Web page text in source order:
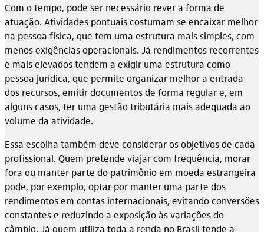
Com o tempo, pode ser necessário rever a forma de
atuação. Atividades pontuais costumam se encaixar melhor
na pessoa física, que tem uma estrutura mais simples, com
menos exigências operacionais. Já rendimentos recorrentes
e mais elevados tendem a exigir uma estrutura como
pessoa jurídica, que permite organizar melhor a entrada
dos recursos, emitir documentos de forma regular e, em
alguns casos, ter uma gestão tributária mais adequada ao
volume da atividade.
Essa escolha também deve considerar os objetivos de cada
profissional. Quem pretende viajar com frequência, morar
fora ou manter parte do patrimônio em moeda estrangeira
pode, por exemplo, optar por manter uma parte dos
rendimentos em contas internacionais, evitando conversões
constantes e reduzindo a exposição às variações do
câmbio. Já quem utiliza toda a renda no Brasil tende a